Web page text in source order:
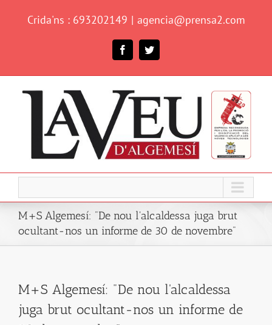
Crida'ns : 693202149 | agencia@prensa2.com
FacebookTwitter
M+S Algemesí: "De nou l'alcaldessa juga brut
ocultant-nos un informe de 30 de novembre"
M+S Algemesí: "De nou l'alcaldessa
juga brut ocultant-nos un informe de